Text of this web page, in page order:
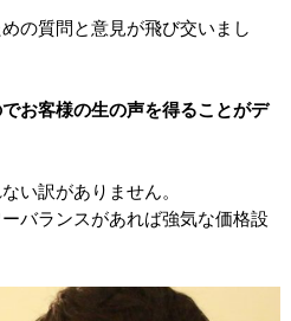
の質問と意見が飛び交いまし
お客様の生の声を得ることがデ
い訳がありません。
バランスがあれば強気な価格設